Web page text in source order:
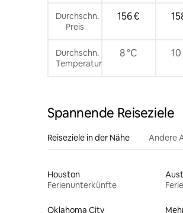
Durchschn.
Preis
156 €
Durchschn.
Temperatur
8 °C 10
Spannende Reiseziele
Reiseziele in der Nähe Andere
Houston
Ferienunterkünfte
Oklahoma City